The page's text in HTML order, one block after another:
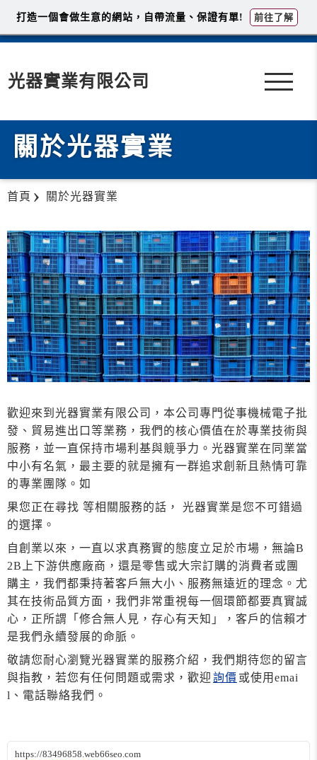
光器實業有限公司
關於光器實業
首頁 關於光器實業
歡迎來到光器實業有限公司，本公司專門從事機械電子批
發、貿易進出口等業務，我們的核心價值在於專業技術與
服務，並一直保持市場利基與競爭力。光器實業在同業當
中小有名氣，最主要的就是擁有一群追求創新且熱情可靠
的專業團隊。如
果您正在尋找 等相關服務的話， 光器實業是您不可錯過
的選擇。
自創業以來，一直以求真務實的態度立足於市場，無論B
2B上下游供應廠商，還是零售或大宗訂購的消費者或團
購主，我們都秉持著客戶無大小、服務無遠近的理念。尤
其在技術品質方面，我們非常重視每一個環節都要真實誠
心，正所謂「修合無人見，存心有天知」，客戶的信賴才
是我們永續發展的命脈。
敬請您耐心瀏覽光器實業的服務介紹，我們期待您的留言
與指教，若您有任何問題或需求，歡迎 詢價 或使用emai
l、電話聯絡我們。
https://83496858.web66seo.com
打造一個會做生意的網站，自帶流量、保證有單! 前往了解